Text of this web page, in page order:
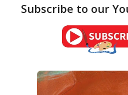
Subscribe to our